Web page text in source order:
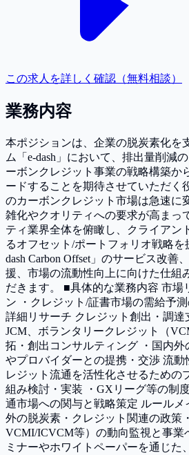
この求人を詳しく確認（無料相談）
業務内容
本ポジションは、企業の脱炭素化を
ム「e-dash」において、排出量削減
ーボンクレジット事業の戦略構築か
ードすることを期待させていただく
のカーボンクレジット市場は急速に
雑化やクオリティへの要求が高まっ
ティ業界全体を俯瞰し、クライアン
るオフセット/ポートフォリオ戦略
dash Carbon Offset」のサービス改善
援、市場の流動性向上に向けた仕組
だきます。 ■具体的な業務内容 市場
ン ・クレジット/証書市場の需給予
詳細リサーチ クレジット創出・調達
JCM、ボランタリークレジット（
拓・創出コンサルティング ・国内
やプロバイダーとの提携・交渉 流動
レジット流通を活性化させるための
組み検討・実装 ・GXリーグ等の制
通市場への関与と戦略策定 ルールメ
外の脱炭素・クレジット関連の政策
VCMI/ICVCM等）の動向監視と事業
ミナーやホワイトペーパーを通じた